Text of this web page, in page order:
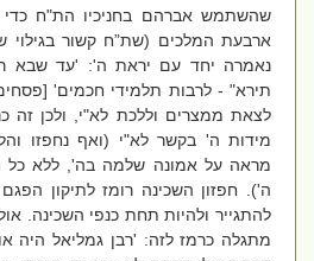
שהשתמש אברהם בחניכיו הת"ח כדי
ארבעת המלכים (שת”ח קשור בגילוי
נאמרה יחד עם יראת ה': 'עד שבא
תירא" - לרבות תלמידי חכמים' [פסחים
לצאת ממצרים וללכת לא"י, ולכן זה
מידות ה' בקשר לא"י (ואף נחפזו
מראה על אמונה שלמה בה', ללא כל
ה'). חפזון השכינה רומז לתיקון
להתגייר ולהיות תחת כנפי השכינה.
מתגלה כרמז לזה: 'רבן גמליאל היה